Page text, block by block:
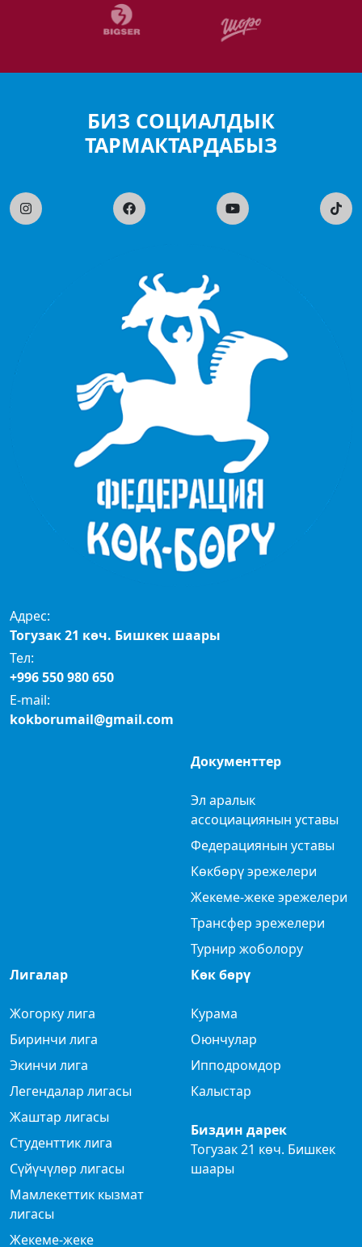
БИЗ СОЦИАЛДЫК
ТАРМАКТАРДАБЫЗ
Адрес:
Тогузак 21 көч. Бишкек шаары
Тел:
+996 550 980 650
E-mail:
kokborumail@gmail.com
Документтер
Эл аралык
ассоциациянын уставы
Федерациянын уставы
Көкбөрү эрежелери
Жекеме-жеке эрежелери
Трансфер эрежелери
Турнир жоболору
Лигалар
Жогорку лига
Биринчи лига
Экинчи лига
Легендалар лигасы
Жаштар лигасы
Студенттик лига
Сүйүчүлөр лигасы
Мамлекеттик кызмат
лигасы
Жекеме-жеке
Көк бөрү
Курама
Оюнчулар
Ипподромдор
Калыстар
Биздин дарек
Тогузак 21 көч. Бишкек
шаары